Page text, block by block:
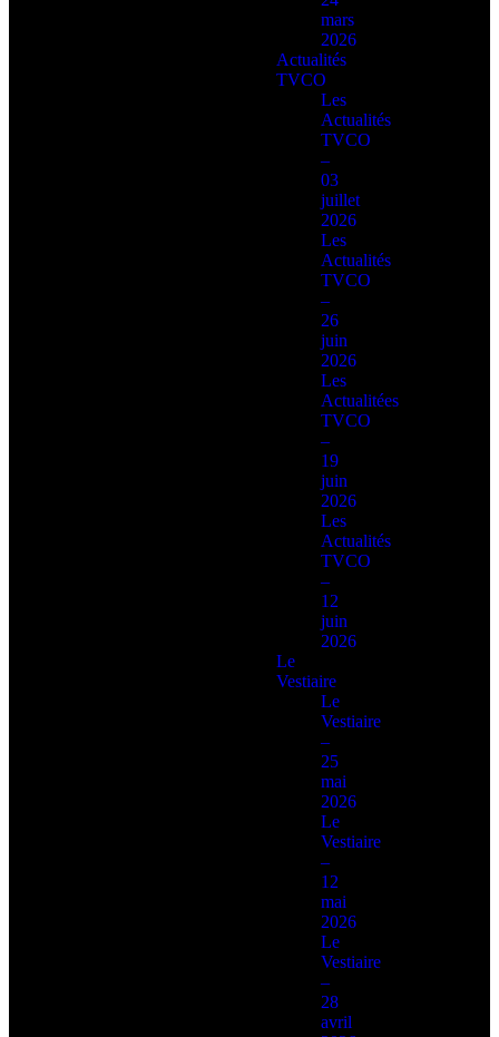
mars
2026
Actualités
TVCO
Les
Actualités
TVCO
–
03
juillet
2026
Les
Actualités
TVCO
–
26
juin
2026
Les
Actualitées
TVCO
–
19
juin
2026
Les
Actualités
TVCO
–
12
juin
2026
Le
Vestiaire
Le
Vestiaire
–
25
mai
2026
Le
Vestiaire
–
12
mai
2026
Le
Vestiaire
–
28
avril